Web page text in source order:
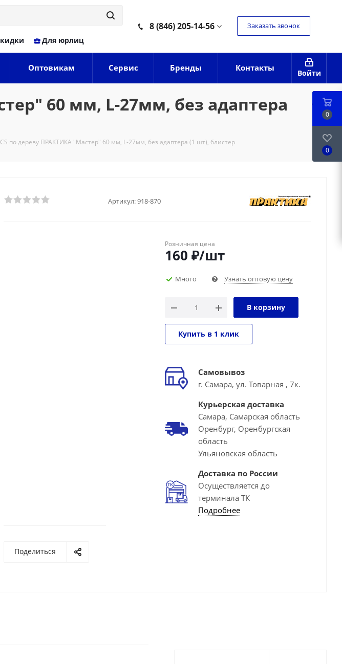
Для юрлиц
8 (846) 205-14-56 Заказать звонок
Войти
Оптовикам Сервис Бренды Контакты
60 мм, L-27мм, без адаптера
по дереву ПРАКТИКА "Мастер" 60 мм, L-27мм, без адаптера (1 шт), блистер
Артикул:918-870
Розничная цена
160 ₽/шт
Много Узнать оптовую цену
В корзину
Купить в 1 клик
Самовывоз
г. Самара, ул. Товарная , 7к.
Курьерская доставка
Самара, Самарская область
Оренбург, Оренбургская
область
Ульяновская область
Доставка по России
Осуществляется до
терминала ТК
Подробнее
Поделиться
0
0